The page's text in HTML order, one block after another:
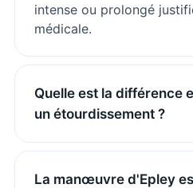
intense ou prolongé
médicale.
Quelle est la différence
un étourdissement ?
La manœuvre d'Epley